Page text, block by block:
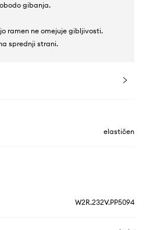
gibanja.
ramen ne omejuje gibljivosti.
sprednji strani.
elastičen
W2R.232V.PP5094